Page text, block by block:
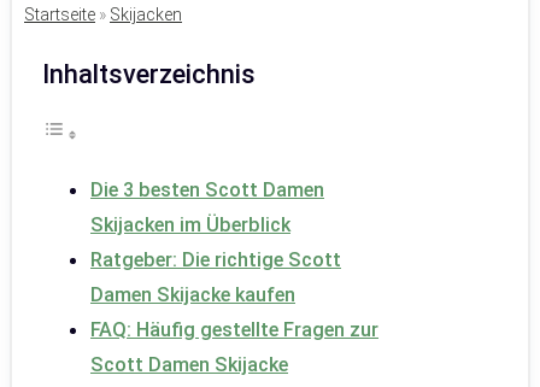
Startseite » Skijacken
Inhaltsverzeichnis
Die 3 besten Scott Damen
Skijacken im Überblick
Ratgeber: Die richtige Scott
Damen Skijacke kaufen
FAQ: Häufig gestellte Fragen zur
Scott Damen Skijacke